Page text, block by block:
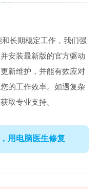
长期稳定工作，我们强
安装最新版的官方驱动
新维护，并能有效应对
的工作效率。如遇复杂
取专业支持。
用电脑医生修复